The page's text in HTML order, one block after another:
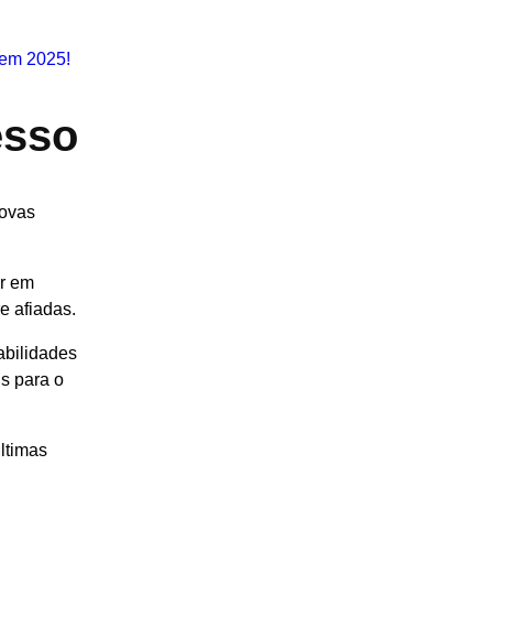
2025!
em
afiadas.
para o